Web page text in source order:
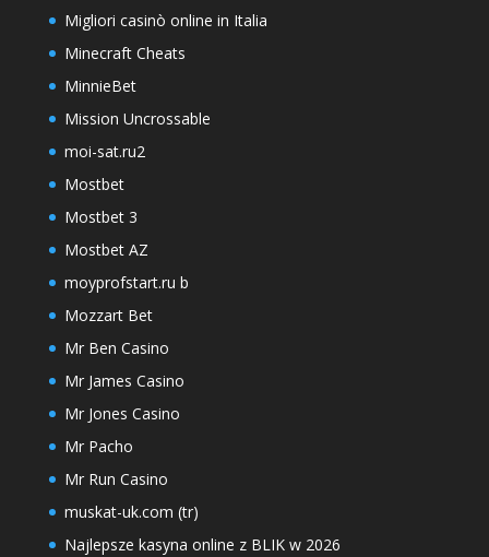
Migliori casinò online in Italia
Minecraft Cheats
MinnieBet
Mission Uncrossable
moi-sat.ru2
Mostbet
Mostbet 3
Mostbet AZ
moyprofstart.ru b
Mozzart Bet
Mr Ben Casino
Mr James Casino
Mr Jones Casino
Mr Pacho
Mr Run Casino
muskat-uk.com (tr)
Najlepsze kasyna online z BLIK w 2026